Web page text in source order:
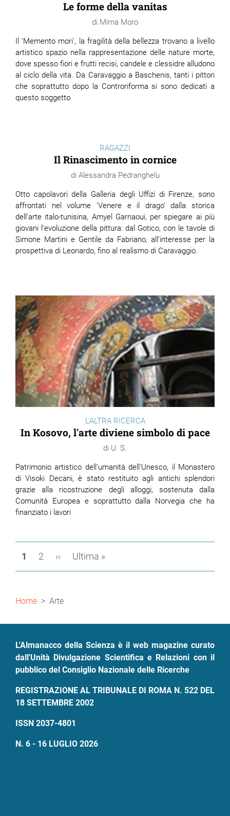
Le forme della vanitas
Mirna Moro
Il 'Memento mori', la fragilità della bellezza trovano a livello
artistico spazio nella rappresentazione delle nature morte,
dove spesso fiori e frutti recisi, candele e clessidre alludono
al ciclo della vita. Da Caravaggio a Baschenis, tanti i pittori
che soprattutto dopo la Controriforma si sono dedicati a
questo soggetto
RAGAZZI
Il Rinascimento in cornice
Alessandra Pedranghelu
Otto capolavori della Galleria degli Uffizi di Firenze, sono
affrontati nel volume 'Venere e il drago’ dalla storica
dell’arte italo-tunisina, Amyel Garnaoui, per spiegare ai più
giovani l’evoluzione della pittura: dal Gotico, con le tavole di
Simone Martini e Gentile da Fabriano, all’interesse per la
prospettiva di Leonardo, fino al realismo di Caravaggio.
L'ALTRA RICERCA
In Kosovo, l'arte diviene simbolo di pace
U. S.
Patrimonio artistico dell'umanità dell'Unesco, il Monastero
di Visoki Decani, è stato restituito agli antichi splendori
grazie alla ricostruzione degli alloggi, sostenuta dalla
Comunità Europea e soprattutto dalla Norvegia che ha
finanziato i lavori
Paginazione
Pagina
1 Page
2
Pagina
››
Ultima
Ultima »
Briciole
Home Arte
L'Almanacco della Scienza è il web magazine curato
dall'Unità Divulgazione Scientifica e Relazioni con il
pubblico del Consiglio Nazionale delle Ricerche
REGISTRAZIONE AL TRIBUNALE DI ROMA N. 522 DEL
18 SETTEMBRE 2002
ISSN 2037-4801
N. 6 - 16 LUGLIO 2026